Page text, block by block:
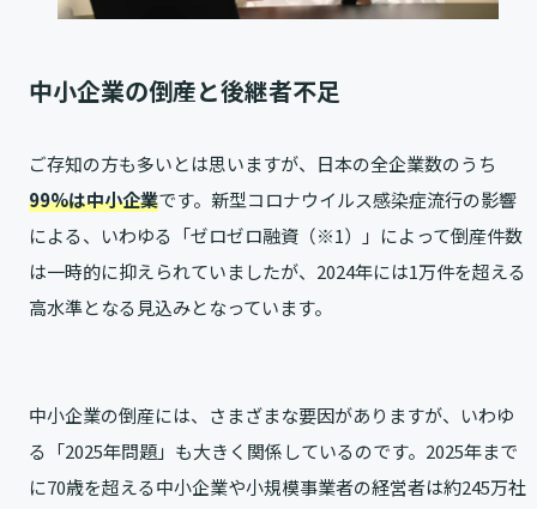
中小企業の倒産と後継者不足
ご存知の方も多いとは思いますが、日本の全企業数のうち
99%は中小企業です。新型コロナウイルス感染症流行の影響
による、いわゆる「ゼロゼロ融資（※1）」によって倒産件数
は一時的に抑えられていましたが、2024年には1万件を超える
高水準となる見込みとなっています。
中小企業の倒産には、さまざまな要因がありますが、いわゆ
る「2025年問題」も大きく関係しているのです。2025年まで
に70歳を超える中小企業や小規模事業者の経営者は約245万社